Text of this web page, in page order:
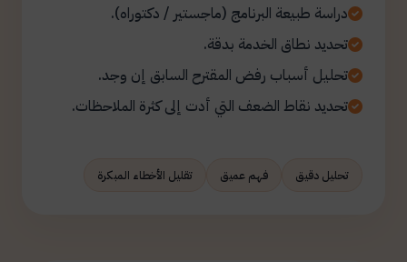
دراسة طبيعة البرنامج (ماجستير / دكتوراه).
تحديد نطاق الخدمة بدقة.
تحليل أسباب رفض المقترح السابق إن وجد.
تحديد نقاط الضعف التي أدت إلى كثرة الملاحظات.
تحليل دقيق فهم عميق تقليل الأخطاء المبكرة